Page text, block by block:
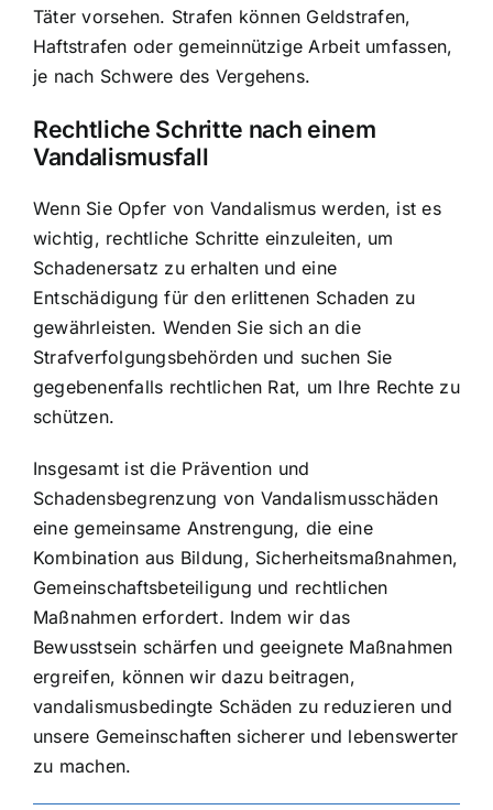
Täter vorsehen. Strafen können Geldstrafen,
Haftstrafen oder gemeinnützige Arbeit umfassen,
je nach Schwere des Vergehens.
Rechtliche Schritte nach einem
Vandalismusfall
Wenn Sie Opfer von Vandalismus werden, ist es
wichtig, rechtliche Schritte einzuleiten, um
Schadenersatz zu erhalten und eine
Entschädigung für den erlittenen Schaden zu
gewährleisten. Wenden Sie sich an die
Strafverfolgungsbehörden und suchen Sie
gegebenenfalls rechtlichen Rat, um Ihre Rechte zu
schützen.
Insgesamt ist die Prävention und
Schadensbegrenzung von Vandalismusschäden
eine gemeinsame Anstrengung, die eine
Kombination aus Bildung, Sicherheitsmaßnahmen,
Gemeinschaftsbeteiligung und rechtlichen
Maßnahmen erfordert. Indem wir das
Bewusstsein schärfen und geeignete Maßnahmen
ergreifen, können wir dazu beitragen,
vandalismusbedingte Schäden zu reduzieren und
unsere Gemeinschaften sicherer und lebenswerter
zu machen.